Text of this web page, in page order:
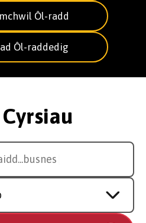
Ôl-radd
Ôl-raddedig
Cyrsiau
cyfrifi